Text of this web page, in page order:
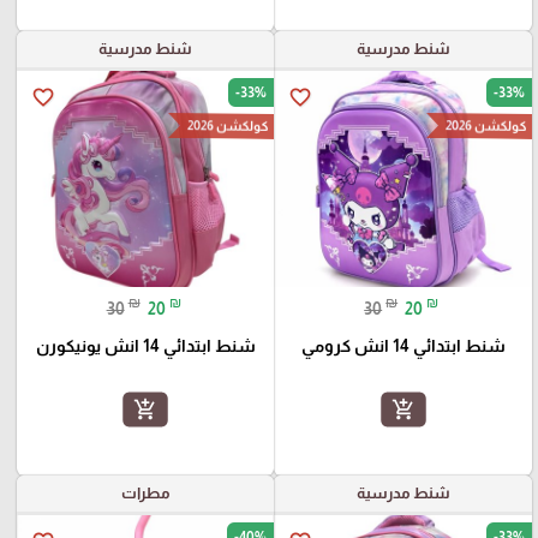
شنط مدرسية
favorite_border -33%
كولكشن 2026
30 ₪ 20 ₪
شنط ابتدائي 14 انش كرومي
add_shopping_cart
شنط مدرسية
favorite_border -33%
كولكشن 2026
30 ₪ 20 ₪
شنط ابتدائي 14 انش يونيكورن
add_shopping_cart
شنط مدرسية مطرات